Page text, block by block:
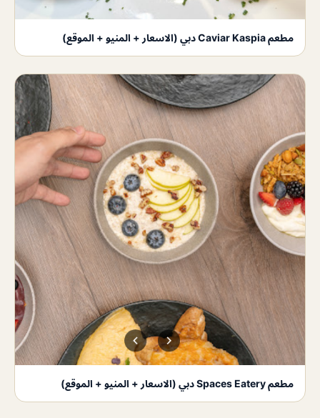
مطعم Caviar Kaspia دبي (الاسعار + المنيو + الموقع)
مطعم Spaces Eatery دبي (الاسعار + المنيو + الموقع)